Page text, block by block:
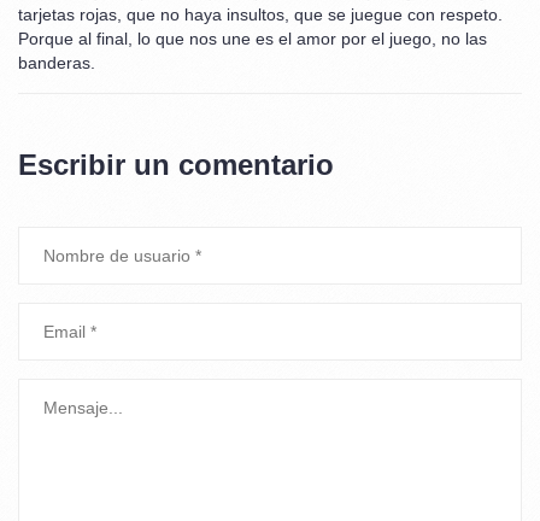
tarjetas rojas, que no haya insultos, que se juegue con respeto.
Porque al final, lo que nos une es el amor por el juego, no las
banderas.
Escribir un comentario